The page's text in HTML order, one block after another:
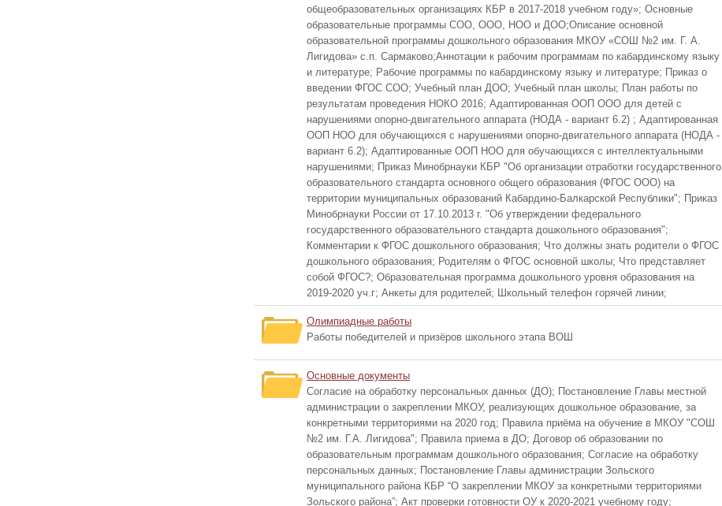
общеобразовательных организациях КБР в 2017-2018 учебном году»; Основные
образовательные программы СОО, ООО, НОО и ДОО;Описание основной
образовательной программы дошкольного образования МКОУ «СОШ №2 им. Г. А.
Лигидова» с.п. Сармаково;Аннотации к рабочим программам по кабардинскому языку
и литературе; Рабочие программы по кабардинскому языку и литературе; Приказ о
введении ФГОС СОО; Учебный план ДОО; Учебный план школы; План работы по
результатам проведения НОКО 2016; Адаптированная ООП ООО для детей с
нарушениями опорно-двигательного аппарата (НОДА - вариант 6.2) ; Адаптированная
ООП НОО для обучающихся с нарушениями опорно-двигательного аппарата (НОДА -
вариант 6.2); Адаптированные ООП НОО для обучающихся с интеллектуальными
нарушениями; Приказ Минобрнауки КБР "Об организации отработки государственного
образовательного стандарта основного общего образования (ФГОС ООО) на
территории муниципальных образований Кабардино-Балкарской Республики"; Приказ
Минобрнауки России от 17.10.2013 г. "Об утверждении федерального
государственного образовательного стандарта дошкольного образования";
Комментарии к ФГОС дошкольного образования; Что должны знать родители о ФГОС
дошкольного образования; Родителям о ФГОС основной школы; Что представляет
собой ФГОС?; Образовательная программа дошкольного уровня образования на
2019-2020 уч.г; Анкеты для родителей; Школьный телефон горячей линии;
Олимпиадные работы
Работы победителей и призёров школьного этапа ВОШ
Основные документы
Согласие на обработку персональных данных (ДО); Постановление Главы местной
администрации о закреплении МКОУ, реализующих дошкольное образование, за
конкретными территориями на 2020 год; Правила приёма на обучение в МКОУ "СОШ
№2 им. Г.А. Лигидова"; Правила приема в ДО; Договор об образовании по
образовательным программам дошкольного образования; Согласие на обработку
персональных данных; Постановление Главы администрации Зольского
муниципального района КБР “О закреплении МКОУ за конкретными территориями
Зольского района”; Акт проверки готовности ОУ к 2020-2021 учебному году;